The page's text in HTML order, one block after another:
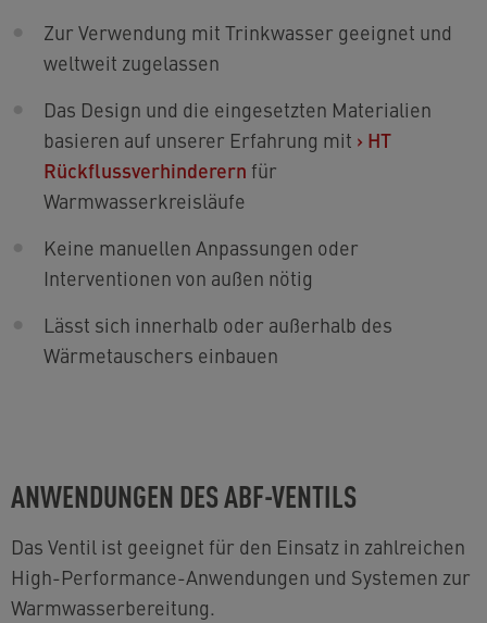
Zur Verwendung mit Trinkwasser geeignet und
weltweit zugelassen
Das Design und die eingesetzten Materialien
basieren auf unserer Erfahrung mit › HT
Rückflussverhinderern für
Warmwasserkreisläufe
Keine manuellen Anpassungen oder
Interventionen von außen nötig
Lässt sich innerhalb oder außerhalb des
Wärmetauschers einbauen
ANWENDUNGEN DES ABF-VENTILS
Das Ventil ist geeignet für den Einsatz in zahlreichen
High-Performance-Anwendungen und Systemen zur
Warmwasserbereitung.